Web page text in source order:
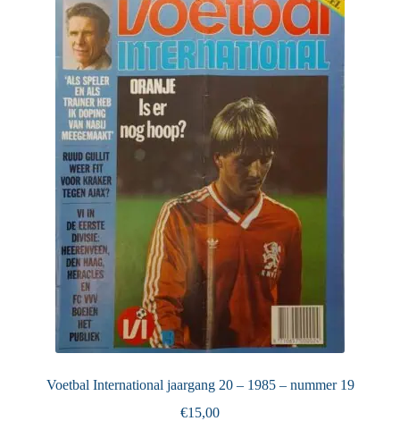
Voetbal International jaargang 20 – 1985 – nummer 19
€15,00